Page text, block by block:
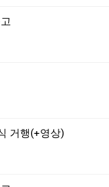
거행(+영상)